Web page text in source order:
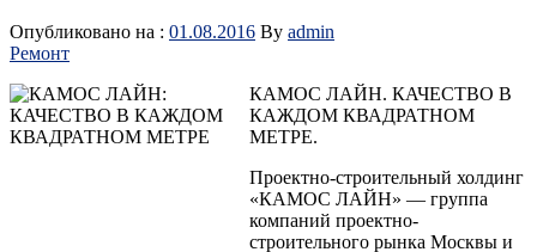
Опубликовано на : 01.08.2016 By admin
Ремонт
КАМОС ЛАЙН. КАЧЕСТВО В
КАЖДОМ КВАДРАТНОМ
МЕТРЕ.
Проектно-строительный холдинг
«КАМОС ЛАЙН» — группа
компаний проектно-
строительного рынка Москвы и